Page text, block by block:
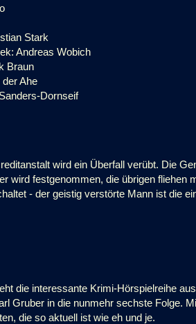
Stark
Andreas Wobich
Braun
Ahe
Dornseif
wird ein Überfall verübt. Die
wird festgenommen, die übrigen fliehen
- der geistig verstörte Mann ist die
die interessante Krimi-Hörspielreihe
Gruber in die nunmehr sechste Folge.
die so aktuell ist wie eh und je.